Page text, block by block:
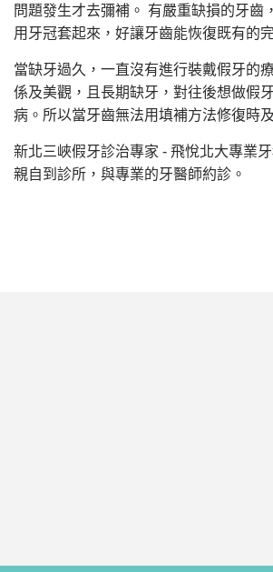
問題發生才去彌補。 有嚴重缺損的牙
用牙冠套起來，好讓牙齒能恢復既有的
當缺牙過久，一直沒有進行裝戴假牙的
係及美觀，且長期缺牙，對往後想做假
病。所以當牙齒無法用填補方法修復時
新北三峽假牙診治專家 - 飛悅北大專業
親自到診所，與專業的牙醫師約診。